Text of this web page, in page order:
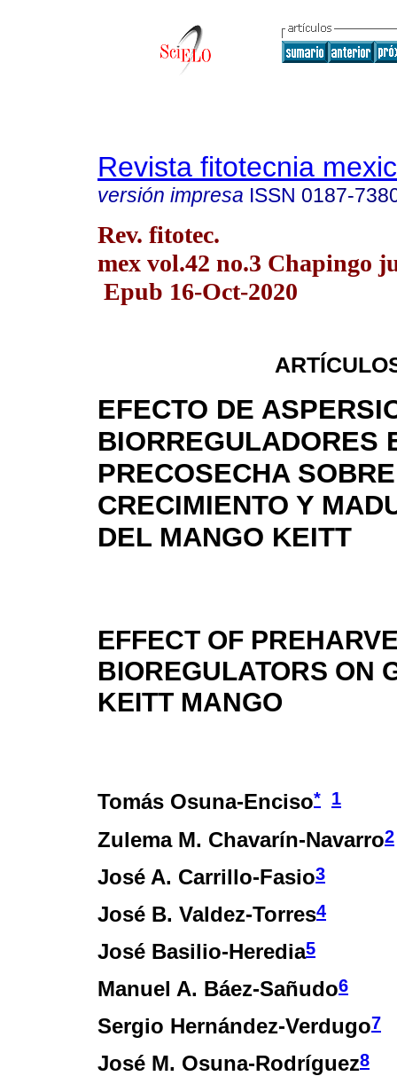
Revista fitotecnia
versión impresa ISSN 0187-
Rev. fitotec.
mex vol.42 no.3 Chapingo
Epub 16-Oct-2020
EFECTO DE
BIORREGULADORES
PRECOSECHA
CRECIMIENTO Y
DEL MANGO KEITT
EFFECT OF
BIOREGULATORS ON
KEITT MANGO
Tomás Osuna-Enciso* 1
Zulema M. Chavarín-Navarro2
José A. Carrillo-Fasio3
José B. Valdez-Torres4
José Basilio-Heredia5
Manuel A. Báez-Sañudo6
Sergio Hernández-Verdugo7
José M. Osuna-Rodríguez8